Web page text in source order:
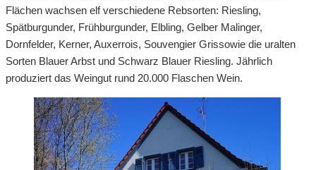
Flächen wachsen elf verschiedene Rebsorten: Riesling,
Spätburgunder, Frühburgunder, Elbling, Gelber Malinger,
Dornfelder, Kerner, Auxerrois, Souvengier Grissowie die uralten
Sorten Blauer Arbst und Schwarz Blauer Riesling. Jährlich
produziert das Weingut rund 20.000 Flaschen Wein.